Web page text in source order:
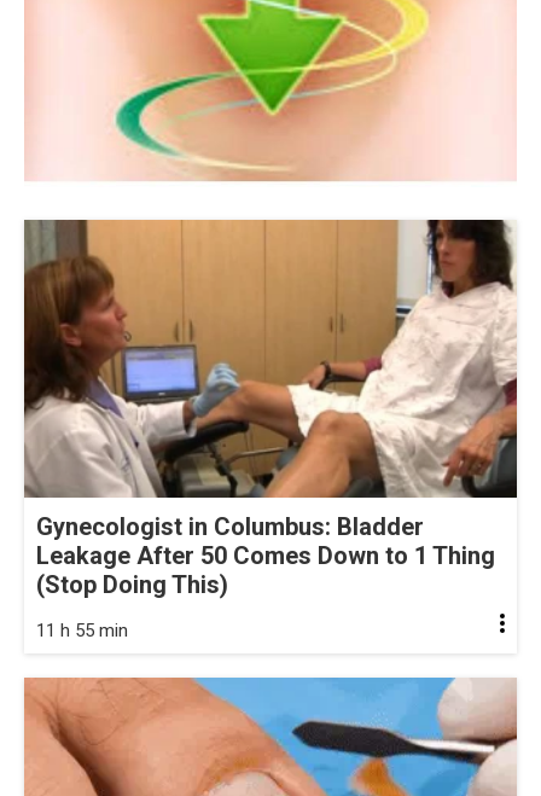
Gynecologist in Columbus: Bladder
Leakage After 50 Comes Down to 1 Thing
(Stop Doing This)
11 h 55 min